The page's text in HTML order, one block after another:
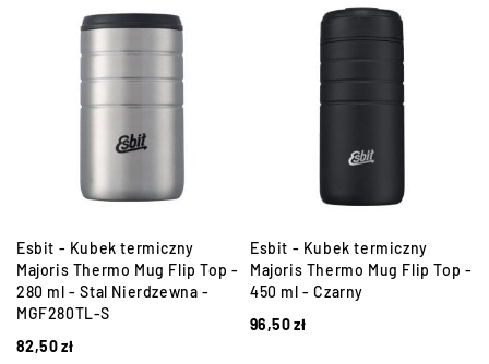
Esbit - Kubek termiczny
Majoris Thermo Mug Flip Top -
280 ml - Stal Nierdzewna -
MGF280TL-S
82,50zł
Esbit - Kubek termiczny
Majoris Thermo Mug Flip Top -
450 ml - Czarny
96,50zł